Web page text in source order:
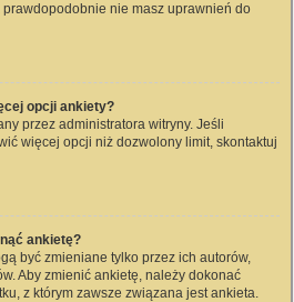
prawdopodobnie nie masz uprawnień do
opcji ankiety?
przez administratora witryny. Jeśli
więcej opcji niż dozwolony limit, skontaktuj
ankietę?
być zmieniane tylko przez ich autorów,
Aby zmienić ankietę, należy dokonać
z którym zawsze związana jest ankieta.